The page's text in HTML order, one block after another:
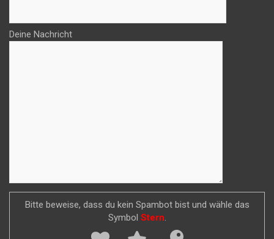
Deine Nachricht
Bitte beweise, dass du kein Spambot bist und wähle das
Symbol Stern.